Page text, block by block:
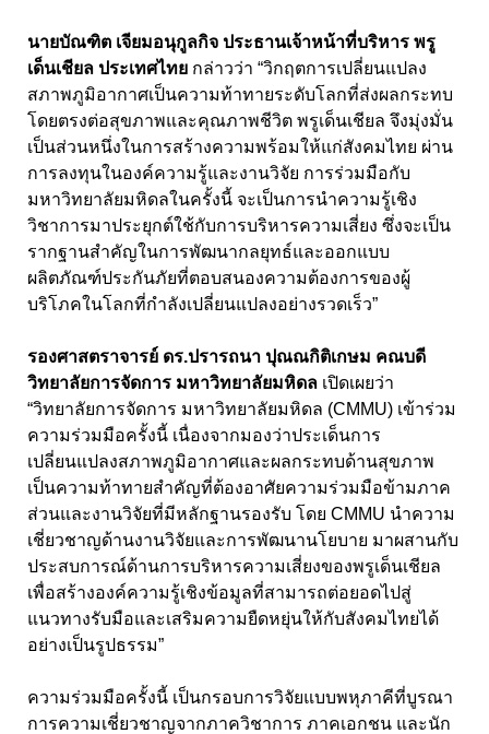
นายบัณฑิต เจียมอนุกูลกิจ ประธานเจ้าหน้าที่บริหาร พรู
เด็นเชียล ประเทศไทย กล่าวว่า “วิกฤตการเปลี่ยนแปลง
สภาพภูมิอากาศเป็นความท้าทายระดับโลกที่ส่งผลกระทบ
โดยตรงต่อสุขภาพและคุณภาพชีวิต พรูเด็นเชียล จึงมุ่งมั่น
เป็นส่วนหนึ่งในการสร้างความพร้อมให้แก่สังคมไทย ผ่าน
การลงทุนในองค์ความรู้และงานวิจัย การร่วมมือกับ
มหาวิทยาลัยมหิดลในครั้งนี้ จะเป็นการนำความรู้เชิง
วิชาการมาประยุกต์ใช้กับการบริหารความเสี่ยง ซึ่งจะเป็น
รากฐานสำคัญในการพัฒนากลยุทธ์และออกแบบ
ผลิตภัณฑ์ประกันภัยที่ตอบสนองความต้องการของผู้
บริโภคในโลกที่กำลังเปลี่ยนแปลงอย่างรวดเร็ว”
รองศาสตราจารย์ ดร.ปรารถนา ปุณณกิติเกษม คณบดี
วิทยาลัยการจัดการ มหาวิทยาลัยมหิดล เปิดเผยว่า
“วิทยาลัยการจัดการ มหาวิทยาลัยมหิดล (CMMU) เข้าร่วม
ความร่วมมือครั้งนี้ เนื่องจากมองว่าประเด็นการ
เปลี่ยนแปลงสภาพภูมิอากาศและผลกระทบด้านสุขภาพ
เป็นความท้าทายสำคัญที่ต้องอาศัยความร่วมมือข้ามภาค
ส่วนและงานวิจัยที่มีหลักฐานรองรับ โดย CMMU นำความ
เชี่ยวชาญด้านงานวิจัยและการพัฒนานโยบาย มาผสานกับ
ประสบการณ์ด้านการบริหารความเสี่ยงของพรูเด็นเชียล
เพื่อสร้างองค์ความรู้เชิงข้อมูลที่สามารถต่อยอดไปสู่
แนวทางรับมือและเสริมความยืดหยุ่นให้กับสังคมไทยได้
อย่างเป็นรูปธรรม”
ความร่วมมือครั้งนี้ เป็นกรอบการวิจัยแบบพหุภาคีที่บูรณา
การความเชี่ยวชาญจากภาควิชาการ ภาคเอกชน และนัก